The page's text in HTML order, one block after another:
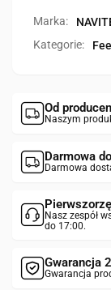
Marka:
Kategorie:
Od
Naszym
Darmowa
Darmowa
Nasz zespół
do 17:00.
Gwarancja
Gwarancja